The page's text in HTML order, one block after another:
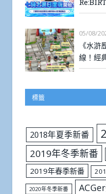
05/08/
《水
線！經
標籤
2018年夏季新番
2019年冬季新番
2019年春季新番
2020年冬季新番